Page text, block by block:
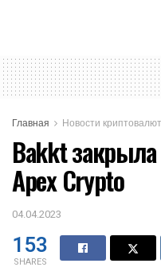
Главная Новости криптовалют
Bakkt
Apex Crypto
04.04.2023
153
SHARES